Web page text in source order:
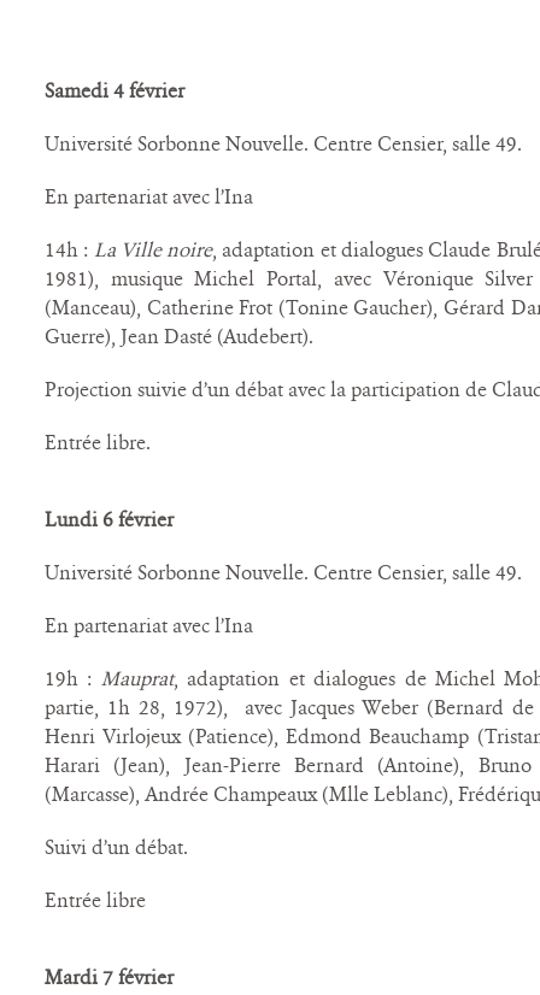
Samedi 4 février
Université Sorbonne Nouvelle. Centre Censier, salle 49.
En partenariat avec l’Ina
14h : La Ville noire, adaptation et dialogues Claude
1981), musique Michel Portal, avec Véronique
(Manceau), Catherine Frot (Tonine Gaucher), Gérard
Guerre), Jean Dasté (Audebert).
Projection suivie d’un débat avec la participation de
Entrée libre.
Lundi 6 février
Université Sorbonne Nouvelle. Centre Censier, salle 49.
En partenariat avec l’Ina
19h : Mauprat, adaptation et dialogues de Michel
partie, 1h 28, 1972), avec Jacques Weber (Bernard
Henri Virlojeux (Patience), Edmond Beauchamp
Harari (Jean), Jean-Pierre Bernard (Antoine),
(Marcasse), Andrée Champeaux (Mlle Leblanc),
Suivi d’un débat.
Entrée libre
Mardi 7 février